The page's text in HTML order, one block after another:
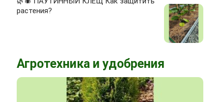
растения?
Агротехника и удобрения